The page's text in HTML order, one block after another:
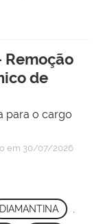
Remoção
de
para o cargo
em 30/07/2026
DIAMANTINA